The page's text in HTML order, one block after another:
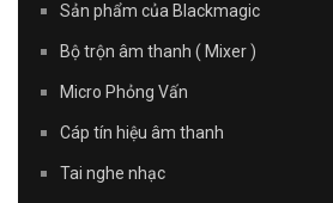
Sản phẩm của Blackmagic
Bộ trộn âm thanh ( Mixer )
Micro Phỏng Vấn
Cáp tín hiệu âm thanh
Tai nghe nhạc